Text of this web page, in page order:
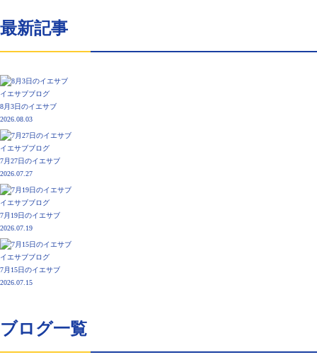
最新記事
イエサブブログ
8月3日のイエサブ
2026.08.03
イエサブブログ
7月27日のイエサブ
2026.07.27
イエサブブログ
7月19日のイエサブ
2026.07.19
イエサブブログ
7月15日のイエサブ
2026.07.15
ブログ一覧